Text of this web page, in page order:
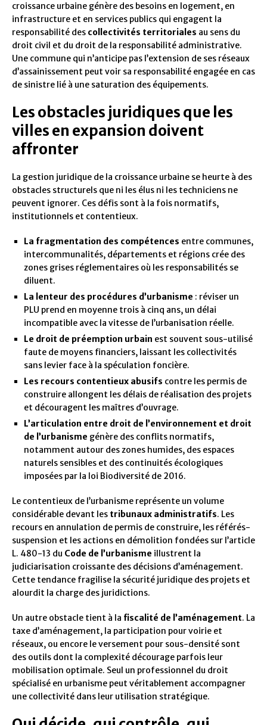
croissance urbaine génère des besoins en logement, en
infrastructure et en services publics qui engagent la
responsabilité des collectivités territoriales au sens du
droit civil et du droit de la responsabilité administrative.
Une commune qui n’anticipe pas l’extension de ses réseaux
d’assainissement peut voir sa responsabilité engagée en cas
de sinistre lié à une saturation des équipements.
Les obstacles juridiques que les
villes en expansion doivent
affronter
La gestion juridique de la croissance urbaine se heurte à des
obstacles structurels que ni les élus ni les techniciens ne
peuvent ignorer. Ces défis sont à la fois normatifs,
institutionnels et contentieux.
La fragmentation des compétences entre communes,
intercommunalités, départements et régions crée des
zones grises réglementaires où les responsabilités se
diluent.
La lenteur des procédures d’urbanisme : réviser un
PLU prend en moyenne trois à cinq ans, un délai
incompatible avec la vitesse de l’urbanisation réelle.
Le droit de préemption urbain est souvent sous-utilisé
faute de moyens financiers, laissant les collectivités
sans levier face à la spéculation foncière.
Les recours contentieux abusifs contre les permis de
construire allongent les délais de réalisation des projets
et découragent les maîtres d’ouvrage.
L’articulation entre droit de l’environnement et droit
de l’urbanisme génère des conflits normatifs,
notamment autour des zones humides, des espaces
naturels sensibles et des continuités écologiques
imposées par la loi Biodiversité de 2016.
Le contentieux de l’urbanisme représente un volume
considérable devant les tribunaux administratifs. Les
recours en annulation de permis de construire, les référés-
suspension et les actions en démolition fondées sur l’article
L. 480-13 du Code de l’urbanisme illustrent la
judiciarisation croissante des décisions d’aménagement.
Cette tendance fragilise la sécurité juridique des projets et
alourdit la charge des juridictions.
Un autre obstacle tient à la fiscalité de l’aménagement. La
taxe d’aménagement, la participation pour voirie et
réseaux, ou encore le versement pour sous-densité sont
des outils dont la complexité décourage parfois leur
mobilisation optimale. Seul un professionnel du droit
spécialisé en urbanisme peut véritablement accompagner
une collectivité dans leur utilisation stratégique.